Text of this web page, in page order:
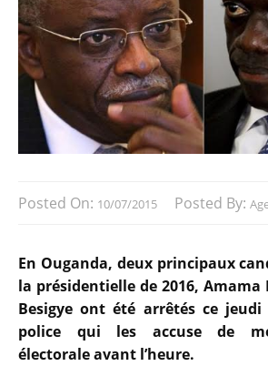
Posted On: 10/07/2015 Posted By:
En Ouganda, deux principaux
la présidentielle de 2016, Amama
Besigye ont été arrêtés ce
police qui les accuse de
électorale avant l’heure.